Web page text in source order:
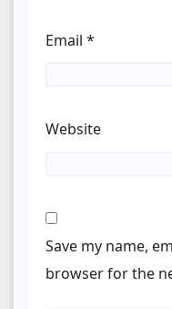
Email *
Website
Save my name,
browser for the